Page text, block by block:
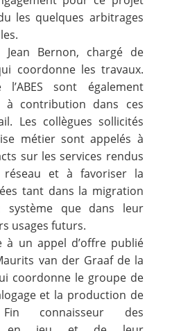
les quelques arbitrages
Jean Bernon, chargé de
coordonne les travaux.
sont également
à contribution dans ces
Les collègues sollicités
métier sont appelés à
sur les services rendus
réseau et à favoriser la
tant dans la migration
système que dans leur
usages futurs.
à un appel d’offre publié
van der Graaf de la
coordonne le groupe de
et la production de
Fin connaisseur des